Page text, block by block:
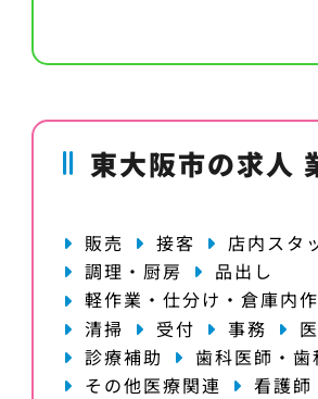
東大阪市の求人
販売 接客
店内スタ
調理・厨房
品出し
軽作業・仕分け・倉庫内
清掃
受付 事務
診療補助
歯科医師・歯
その他医療関連
看護師